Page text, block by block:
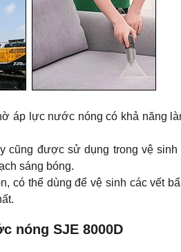
áp lực nước nóng có khả năng
cũng được sử dụng trong vệ sinh
sáng bóng.
có thể dùng để vệ sinh các vết
nóng SJE 8000D